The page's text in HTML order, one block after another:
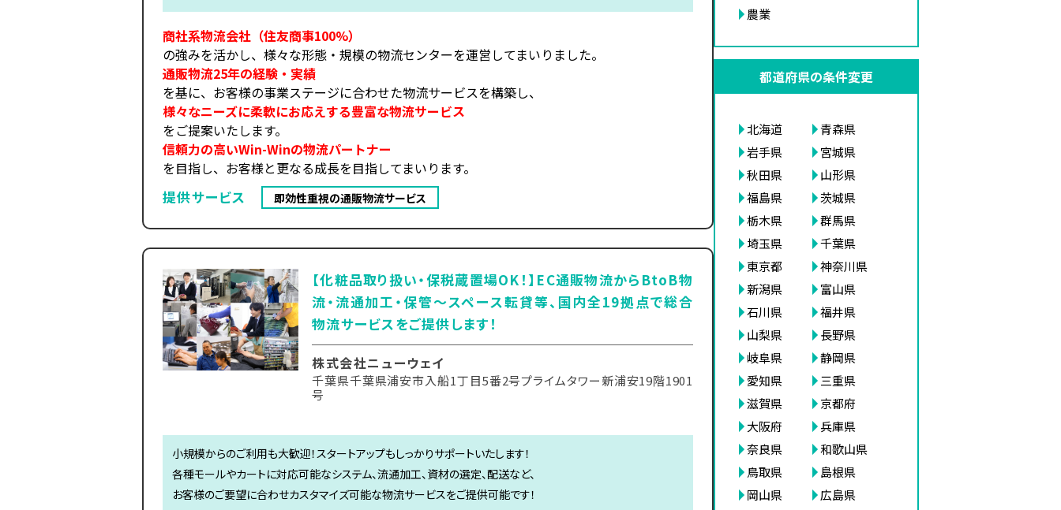
商社系物流会社（住友商事100%）
の強みを活かし、様々な形態・規模の物流センターを運営してまいりました。
通販物流25年の経験・実績
を基に、お客様の事業ステージに合わせた物流サービスを構築し、
様々なニーズに柔軟にお応えする豊富な物流サービス
をご提案いたします。
信頼力の高いWin-Winの物流パートナー
を目指し、お客様と更なる成長を目指してまいります。
提供サービス 即効性重視の通販物流サービス
【化粧品取り扱い・保税蔵置場OK！】EC通販物流からBtoB物
流・流通加工・保管～スペース転貸等、国内全19拠点で総合
物流サービスをご提供します！
株式会社ニューウェイ
千葉県千葉県浦安市入船1丁目5番2号プライムタワー新浦安19階1901
号
小規模からのご利用も大歓迎！スタートアップもしっかりサポートいたします！
各種モールやカートに対応可能なシステム、流通加工、資材の選定、配送など、
お客様のご要望に合わせカスタマイズ可能な物流サービスをご提供可能です！
農業
都道府県の条件変更
北海道
青森県
岩手県
宮城県
秋田県
山形県
福島県
茨城県
栃木県
群馬県
埼玉県
千葉県
東京都
神奈川県
新潟県
富山県
石川県
福井県
山梨県
長野県
岐阜県
静岡県
愛知県
三重県
滋賀県
京都府
大阪府
兵庫県
奈良県
和歌山県
鳥取県
島根県
岡山県
広島県